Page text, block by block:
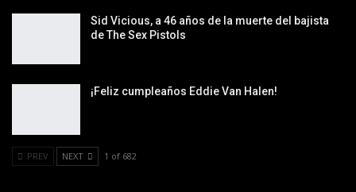
Sid Vicious, a 46 años de la muerte del bajista
de The Sex Pistols
¡Feliz cumpleaños Eddie Van Halen!
PREV NEXT 1 of 682